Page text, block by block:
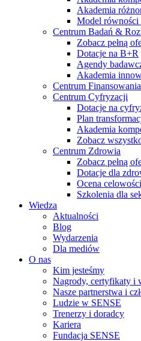
Akademia
Model równości
Centrum Badań &
Zobacz pełną
Dotacje na B+R
Agendy
Akademia
Centrum
Centrum Cyfryzacji
Dotacje na
Plan
Akademia
Zobacz
Centrum Zdrowia
Zobacz pełną
Dotacje dla
Ocena
Szkolenia dla
Wiedza
Aktualności
Blog
Wydarzenia
Dla mediów
O nas
Kim jesteśmy
Nagrody, certyfikaty i
Nasze partnerstwa i
Ludzie w SENSE
Trenerzy i doradcy
Kariera
Fundacja SENSE